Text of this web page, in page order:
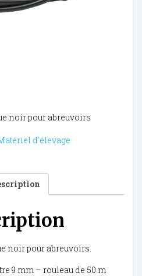
noir pour abreuvoirs
d'élevage
noir pour abreuvoirs.
9 mm – rouleau de 50 m